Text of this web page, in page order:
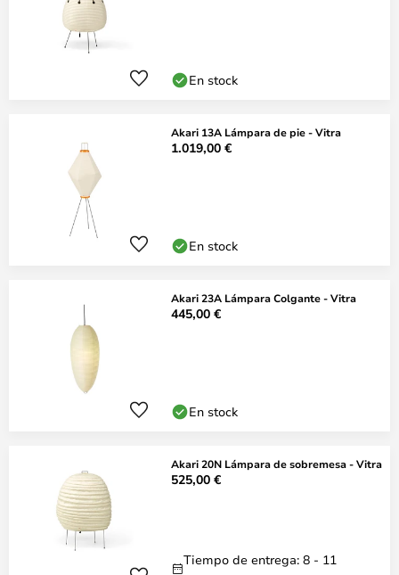
En stock
Akari 13A Lámpara de pie - Vitra
1.019,00 €
En stock
Akari 23A Lámpara Colgante - Vitra
445,00 €
En stock
Akari 20N Lámpara de sobremesa - Vitra
525,00 €
Tiempo de entrega: 8 - 11